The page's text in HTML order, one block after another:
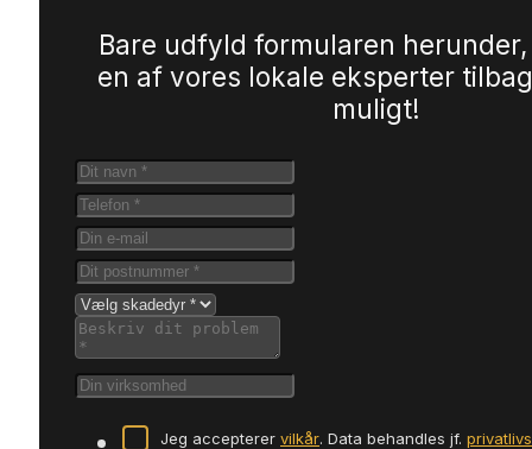
Bare udfyld formularen
en af vores lokale eksperter
muligt!
Jeg accepterer vilkår. Data behandles jf.